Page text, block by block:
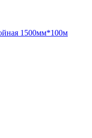
1500мм*100м